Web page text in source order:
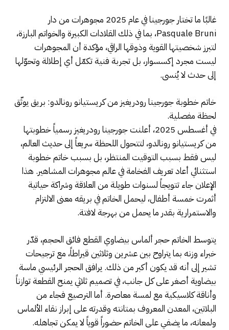
غالبًا ما تختار جورجينا في عام 2025 مجوهرات من دار
Pasquale Bruni، بما في ذلك القلادات الكبيرة والخواتم البارزة،
لتبرز شخصيتها القوية وذوقها الراقي، مؤكدة أن المجوهرات
ليست مجرد إكسسوار، بل تجربة فنية تكمّل أي إطلالة وتحوّلها
إلى حدث لا يُنسى.
خاتم خطوبة جورجينا رودريغيز من كريستيانو رونالدو: بريق يوثّق
لحظة مفصلية.
في أغسطس 2025، أعلنت جورجينا رودريغيز رسمياً خطوبتها
من كريستيانو رونالدو، لتتحول اللحظة سريعاً إلى حديث العالم،
ليس فقط بسبب التوقيت المنتظر، بل بسبب خاتم خطوبة
استثنائي أعاد تعريف الفخامة في عالم مجوهرات المشاهير. هذا
الإعلان جاء تتويجاً لسنوات طويلة من العلاقة وشراكة حياتية
أثمرت خمسة أطفال، ليحمل الخاتم في بريقه معنى الالتزام
والاستمرارية بقدر ما يحمل من بهرجة لافتة.
يتوسط الخاتم حجر ألماس بيضاوي القطع فائق الحجم، قدّر
خبراء وزنه بما يتراوح بين عشرين وثلاثين قيراطاً، مع ترجيحات
تشير إلى أنه قد يكون أكبر من ذلك. يرافق الحجر الرئيسي ماسة
بيضاوية أصغر على كل جانب، في تصميم ثلاثي يمنح القطعة توازناً
وأناقة كلاسيكية مع لمسة معاصرة. أما الترصيع فجاء من
البلاتين، المعدن المعروف بمتانته وقدرته على إبراز نقاء الألماس
ولمعانه، ما يضفي على الخاتم حضوراً قوياً لا يمكن تجاهله.